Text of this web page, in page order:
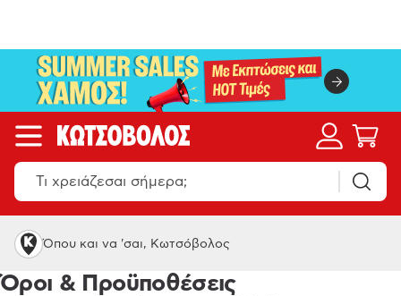
Όπου και να 'σαι, Κωτσόβολος
Όροι & Προϋποθέσεις